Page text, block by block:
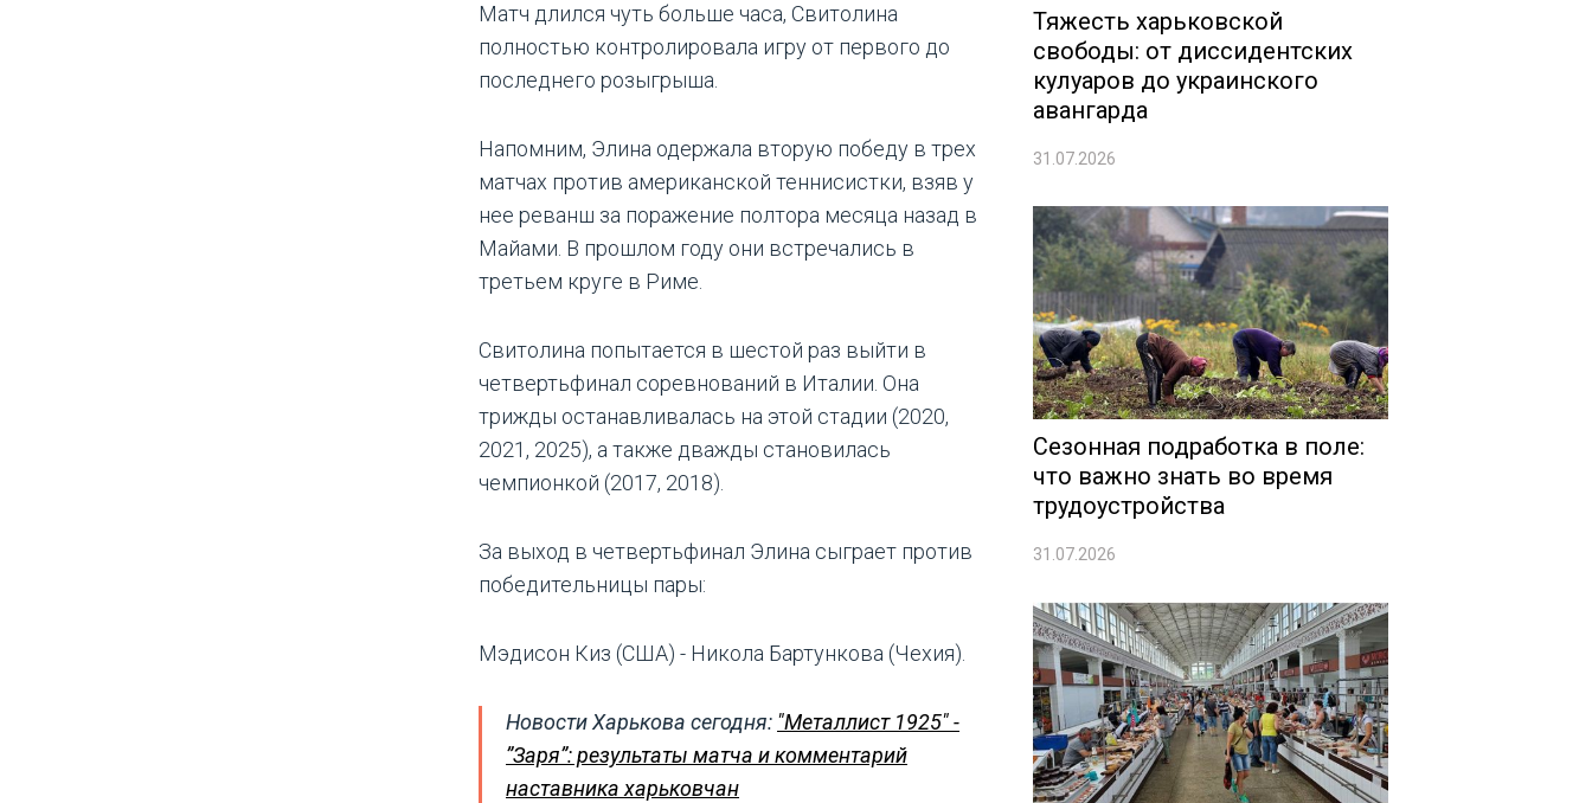
Матч длился чуть больше часа, Свитолина
полностью контролировала игру от первого до
последнего розыгрыша.
Напомним, Элина одержала вторую победу в трех
матчах против американской теннисистки, взяв у
нее реванш за поражение полтора месяца назад в
Майами. В прошлом году они встречались в
третьем круге в Риме.
Свитолина попытается в шестой раз выйти в
четвертьфинал соревнований в Италии. Она
трижды останавливалась на этой стадии (2020,
2021, 2025), а также дважды становилась
чемпионкой (2017, 2018).
За выход в четвертьфинал Элина сыграет против
победительницы пары:
Мэдисон Киз (США) - Никола Бартункова (Чехия).
Новости Харькова сегодня: "Металлист 1925" -
”Заря”: результаты матча и комментарий
наставника харьковчан
Тяжесть харьковской
свободы: от диссидентских
кулуаров до украинского
авангарда
31.07.2026
Сезонная подработка в поле:
что важно знать во время
трудоустройства
31.07.2026